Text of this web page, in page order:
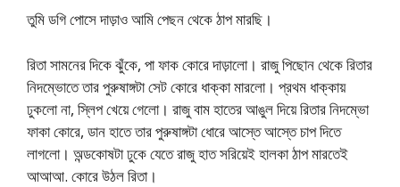
তুমি ডগি পোসে দাড়াও আমি পেছন থেকে ঠাপ মারছি।
রিতা সামনের দিকে ঝুঁকে, পা ফাক কোরে দাড়ালো। রাজু পিছোন থেকে রিতার
নিদম্ভোতে তার পুরুষাঙ্গটা সেট কোরে ধাক্কা মারলো। প্রথম ধাক্কায়
ঢুকলো না, স্লিপ খেয়ে গেলো। রাজু বাম হাতের আঙুল দিয়ে রিতার নিদম্ভো
ফাকা কোরে, ডান হাতে তার পুরুষাঙ্গটা ধোরে আস্তে আস্তে চাপ দিতে
লাগলো। অন্ডকোষটা ঢুকে যেতে রাজু হাত সরিয়েই হালকা ঠাপ মারতেই
আআআ. কোরে উঠল রিতা।